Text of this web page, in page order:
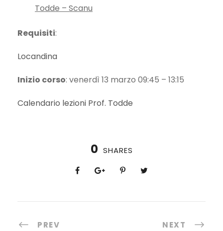
Todde – Scanu
Requisiti:
Locandina
Inizio corso: venerdì 13 marzo 09:45 – 13:15
Calendario lezioni Prof. Todde
0 SHARES
PREV NEXT